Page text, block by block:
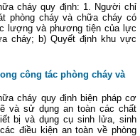
cháy quy định: 1. Người chỉ
phòng cháy và chữa cháy có
lượng và phương tiện của lực
cháy; b) Quyết định khu vực
công tác phòng cháy và
cháy quy định biện pháp cơ
và sử dụng an toàn các chất
bị và dụng cụ sinh lửa, sinh
điều kiện an toàn về phòng